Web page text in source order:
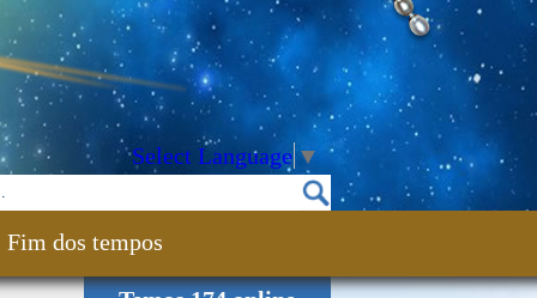
Select Language▼
Fim dos tempos